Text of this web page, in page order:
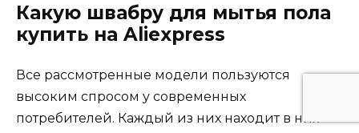
Какую швабру для мытья пола
купить на Aliexpress
Все рассмотренные модели пользуются
высоким спросом у современных
потребителей. Каждый из них находит в них